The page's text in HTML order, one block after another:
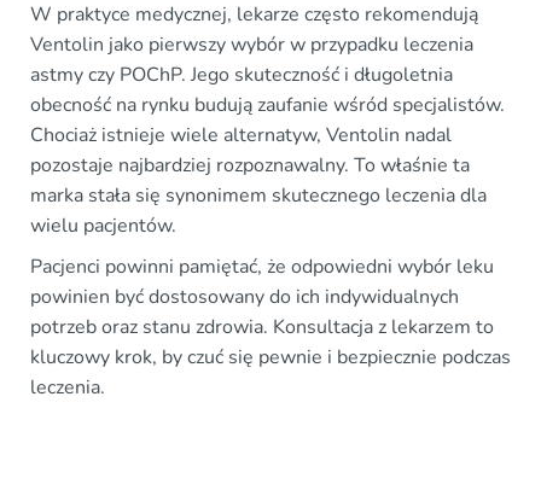
W praktyce medycznej, lekarze często rekomendują
Ventolin jako pierwszy wybór w przypadku leczenia
astmy czy POChP. Jego skuteczność i długoletnia
obecność na rynku budują zaufanie wśród specjalistów.
Chociaż istnieje wiele alternatyw, Ventolin nadal
pozostaje najbardziej rozpoznawalny. To właśnie ta
marka stała się synonimem skutecznego leczenia dla
wielu pacjentów.
Pacjenci powinni pamiętać, że odpowiedni wybór leku
powinien być dostosowany do ich indywidualnych
potrzeb oraz stanu zdrowia. Konsultacja z lekarzem to
kluczowy krok, by czuć się pewnie i bezpiecznie podczas
leczenia.